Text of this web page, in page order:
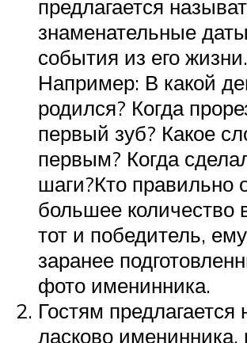
предлагается
знаменательные
события из его жизни.
Например: В какой
родился? Когда
первый зуб? Какое
первым? Когда
шаги?Кто правильно
большее количество
тот и победитель,
заранее
фото именинника.
Гостям предлагается
ласково именинника,